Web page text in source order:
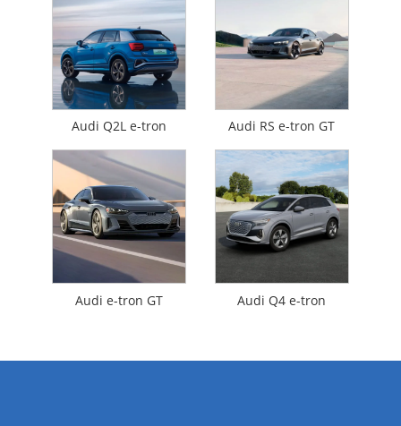
Audi Q2L e-tron Audi RS e-tron GT
Audi e-tron GT Audi Q4 e-tron